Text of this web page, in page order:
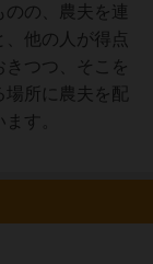
の、農夫を連
他の人が得点
きつつ、そこを
所に農夫を配
す。